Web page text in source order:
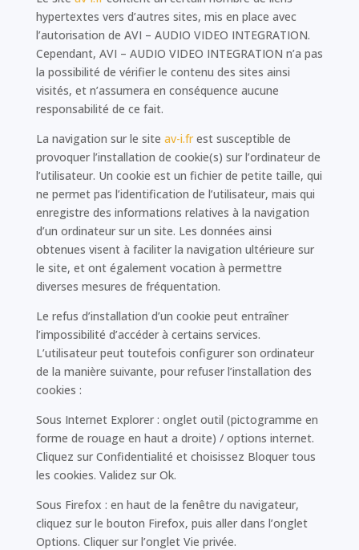
hypertextes vers d’autres sites, mis en place avec
l’autorisation de AVI – AUDIO VIDEO INTEGRATION.
Cependant, AVI – AUDIO VIDEO INTEGRATION n’a pas
la possibilité de vérifier le contenu des sites ainsi
visités, et n’assumera en conséquence aucune
responsabilité de ce fait.
La navigation sur le site av-i.frest susceptible de
provoquer l’installation de cookie(s) sur l’ordinateur de
l’utilisateur. Un cookie est un fichier de petite taille, qui
ne permet pas l’identification de l’utilisateur, mais qui
enregistre des informations relatives à la navigation
d’un ordinateur sur un site. Les données ainsi
obtenues visent à faciliter la navigation ultérieure sur
le site, et ont également vocation à permettre
diverses mesures de fréquentation.
Le refus d’installation d’un cookie peut entraîner
l’impossibilité d’accéder à certains services.
L’utilisateur peut toutefois configurer son ordinateur
de la manière suivante, pour refuser l’installation des
cookies :
Sous Internet Explorer : onglet outil (pictogramme en
forme de rouage en haut a droite) / options internet.
Cliquez sur Confidentialité et choisissez Bloquer tous
les cookies. Validez sur Ok.
Sous Firefox : en haut de la fenêtre du navigateur,
cliquez sur le bouton Firefox, puis aller dans l’onglet
Options. Cliquer sur l’onglet Vie privée.